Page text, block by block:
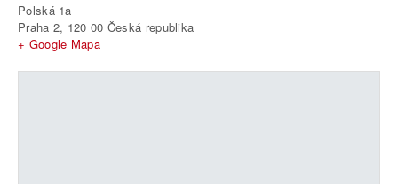
Polská 1a
Praha 2, 120 00 Česká republika
+ Google Mapa